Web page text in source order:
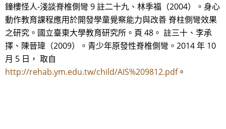
鐘樓怪人-淺談脊椎側彎 9 註二十九、林季福（2004）。身心
動作教育課程應用於開發學童覺察能力與改善 脊柱側彎效果
之研究。國立臺東大學教育研究所。頁 48。 註三十、李承
擇、陳晉瑋（2009）。青少年原發性脊椎側彎。2014 年 10
月 5 日， 取自
http://rehab.ym.edu.tw/child/AIS%209812.pdf。